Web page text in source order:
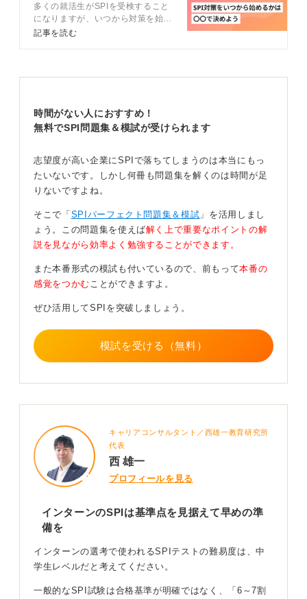
効率的なSPI対策としては、1週間で全体像の把握と苦手
分野の発見に努めます。
重点分野の反復練習を行っていき、直前になると模擬テ
ドと正確性を高めていきます。
すぐにはじめれば、周りに差をつけられる時期です。
SPIは慣れが命。早めに解法のパターンに慣れておけ
ば、インターンも本選考も有利となり、6月中に一通り仕
上げ、7月以降は実践演習＋志望企業ごとの形式に対応し
期別の勉強方法
多くの就活生がSPIを受検すること
になりますが、いつから対策を始め
たら良いかわからない人もいるでし
な勉強方法を解説します。
記事を読む
時間がない人におすすめ！
無料でSPI問題集＆模試が受けられます
志望度が高い企業にSPIで落ちてしまうのは本当にもっ
たいないです。しかし何冊も問題集を解くのは時間が足
りないですよね。
そこで「 SPIパーフェクト問題集＆模試 」を活用しまし
ょう。この問題集を使えば解く上で重要なポイントの解
説を見ながら効率よく勉強することができます。
また本番形式の模試も付いているので、前もって本番の
感覚をつかむ ことができますよ。
ぜひ活用してSPIを突破しましょう。
模試を受ける（無料）
キャリアコンサルタント／西雄一教育研究所
代表
西 雄一
プロフィールを見る
インターンのSPIは基準点を見据えて早めの準
備を
インターンの選考で使われるSPIテストの難易度は、中
学生レベルだと考えてください。
一般的なSPI試験は合格基準が明確ではなく、「6～7割